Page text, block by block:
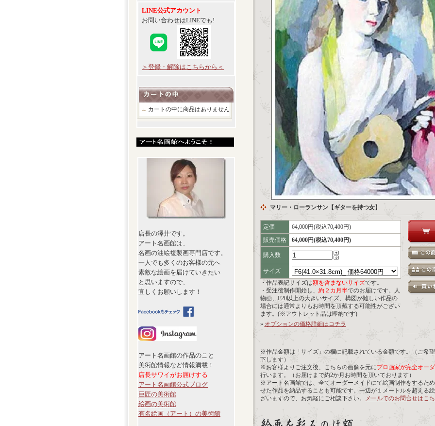
LINE公式アカウント
お問い合わせはLINEでも!
＞登録・解除はこちらから＜
カートの中に商品はありません
店長の澤井です。
アート名画館は、
名画の油絵複製画専門店です。
一人でも多くのお客様の元へ
素敵な絵画を届けていきたい
と思いますので、
宜しくお願いします！
アート名画館の作品のこと
美術館情報など情報満載！
店長サワイがお届けする
アート名画館公式ブログ
巨匠の美術館
絵画の美術館
有名絵画（アート）の美術館
マリー・ローランサン【ギターを持つ女】
定価
64,000円(税込70,400円)
販売価格
64,000円(税込70,400円)
購入数
サイズ
・作品表記サイズは額を含まないサイズです。
・受注後制作開始し、 約２カ月半でのお届けです。人
物画、F20以上の大きいサイズ、構図が難しい作品の
場合には通常よりもお時間を頂戴する可能性がござい
ます。(※アウトレット品は即納です)
» オプションの価格詳細はコチラ
※作品金額は「サイズ」の欄に記載されている金額です。（ご希
下します）
※お客様よりご注文後、こちらの画像を元にプロ画家が完全オー
行います。（お届けまで約2か月お時間を頂いております）
※アート名画館では、全てオーダーメイドにて絵画制作をするた
せた作品を納品することも可能です。一辺が１メートルを超える
ざいますので、お気軽にご相談下さい。
メールでのお問合せはこ